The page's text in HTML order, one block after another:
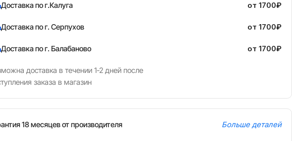
Доставка по г.Калуга
Доставка по г. Серпухов
Доставка по г. Балабаново
доставка в течении 1-2 дней после
заказа в магазин
от 1700₽
от 1700₽
от 1700₽
18 месяцев от производителя Больше деталей